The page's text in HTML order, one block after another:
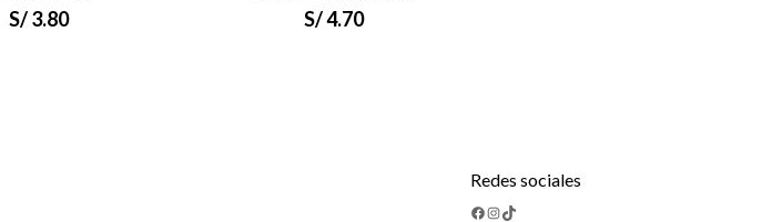
S/3.80 S/4.70
Redes sociales
Facebook Instagram TikTok